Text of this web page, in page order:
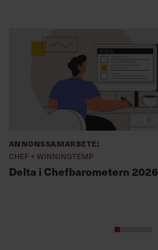
Annonssamarbete:
Chef + Winningtemp
Delta i Chefbarometern 2026